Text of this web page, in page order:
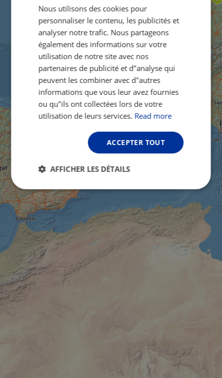
Nous utilisons des cookies pour
personnaliser le contenu, les publicités et
analyser notre trafic. Nous partageons
également des informations sur votre
utilisation de notre site avec nos
partenaires de publicité et d"analyse qui
peuvent les combiner avec d"autres
informations que vous leur avez fournies
ou qu"ils ont collectées lors de votre
utilisation de leurs services. Read more
ACCEPTER TOUT
AFFICHER LES DÉTAILS
Strictement
nécessaires
Performance Ciblage
Fonctionnalité Non classifiés
fonctionnalités de base du site Web telles que la
connexion des utilisateurs et la gestion des
comptes. Le site Web ne peut pas être utilisé
correctement sans les cookies strictement